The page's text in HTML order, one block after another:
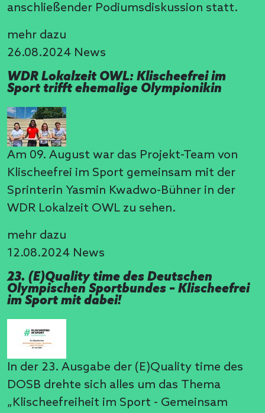
anschließender Podiumsdiskussion statt.
mehr dazu
26.08.2024 News
WDR Lokalzeit OWL: Klischeefrei im
Sport trifft ehemalige Olympionikin
Am 09. August war das Projekt-Team von
Klischeefrei im Sport gemeinsam mit der
Sprinterin Yasmin Kwadwo-Bühner in der
WDR Lokalzeit OWL zu sehen.
mehr dazu
12.08.2024 News
23. (E)Quality time des Deutschen
Olympischen Sportbundes – Klischeefrei
im Sport mit dabei!
In der 23. Ausgabe der (E)Quality time des
DOSB drehte sich alles um das Thema
„Klischeefreiheit im Sport - Gemeinsam